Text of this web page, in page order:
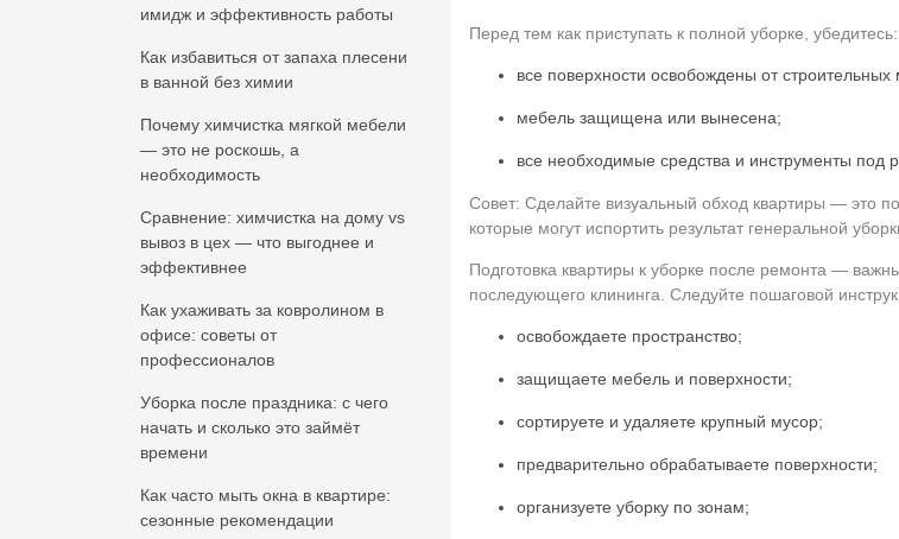
имидж и эффективность работы
Как избавиться от запаха плесени
в ванной без химии
Почему химчистка мягкой мебели
— это не роскошь, а
необходимость
Сравнение: химчистка на дому vs
вывоз в цех — что выгоднее и
эффективнее
Как ухаживать за ковролином в
офисе: советы от
профессионалов
Уборка после праздника: с чего
начать и сколько это займёт
времени
Как часто мыть окна в квартире:
сезонные рекомендации
Перед тем как приступать к полной уборке, убедитесь:
все поверхности освобождены от строительных
мебель защищена или вынесена;
все необходимые средства и инструменты под
Совет: Сделайте визуальный обход квартиры — это
которые могут испортить результат генеральной
Подготовка квартиры к уборке после ремонта —
последующего клининга. Следуйте пошаговой
освобождаете пространство;
защищаете мебель и поверхности;
сортируете и удаляете крупный мусор;
предварительно обрабатываете поверхности;
организуете уборку по зонам;